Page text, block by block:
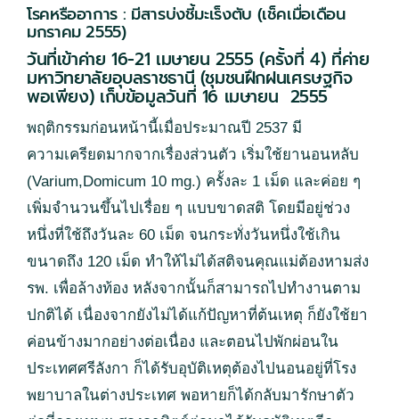
โรคหรืออาการ : มีสารบ่งชี้มะเร็งตับ (เช็คเมื่อเดือน
มกราคม 2555)
วันที่เข้าค่าย 16-21 เมษายน 2555 (ครั้งที่ 4) ที่ค่าย
มหาวิทยาลัยอุบลราชธานี (ชุมชนฝึกฝนเศรษฐกิจ
พอเพียง) เก็บข้อมูลวันที่ 16 เมษายน 2555
พฤติกรรมก่อนหน้านี้เมื่อประมาณปี 2537 มี
ความเครียดมากจากเรื่องส่วนตัว เริ่มใช้ยานอนหลับ
(Varium,Domicum 10 mg.) ครั้งละ 1 เม็ด และค่อย ๆ
เพิ่มจำนวนขึ้นไปเรื่อย ๆ แบบขาดสติ โดยมีอยู่ช่วง
หนึ่งที่ใช้ถึงวันละ 60 เม็ด จนกระทั่งวันหนึ่งใช้เกิน
ขนาดถึง 120 เม็ด ทำให้ไม่ได้สติจนคุณแม่ต้องหามส่ง
รพ. เพื่อล้างท้อง หลังจากนั้นก็สามารถไปทำงานตาม
ปกติได้ เนื่องจากยังไม่ได้แก้ปัญหาที่ต้นเหตุ ก็ยังใช้ยา
ค่อนข้างมากอย่างต่อเนื่อง และตอนไปพักผ่อนใน
ประเทศศรีลังกา ก็ได้รับอุบัติเหตุต้องไปนอนอยู่ที่โรง
พยาบาลในต่างประเทศ พอหายก็ได้กลับมารักษาตัว